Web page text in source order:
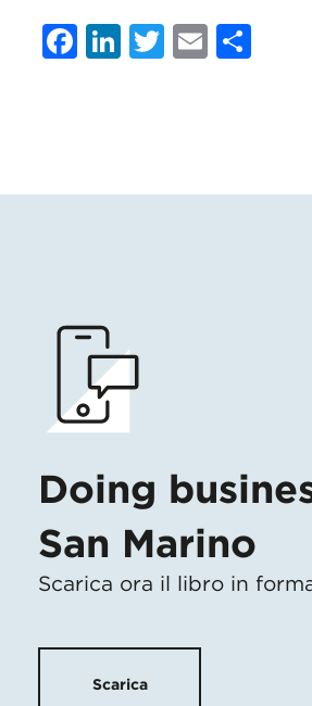
Facebook
LinkedIn
Twitter
Email
Doing
San Marino
Scarica ora il libro in
Scarica